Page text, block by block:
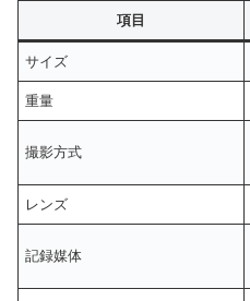
項目
サイズ
重量
撮影方式
レンズ
記録媒体